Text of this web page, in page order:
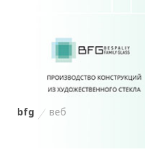
bfg веб